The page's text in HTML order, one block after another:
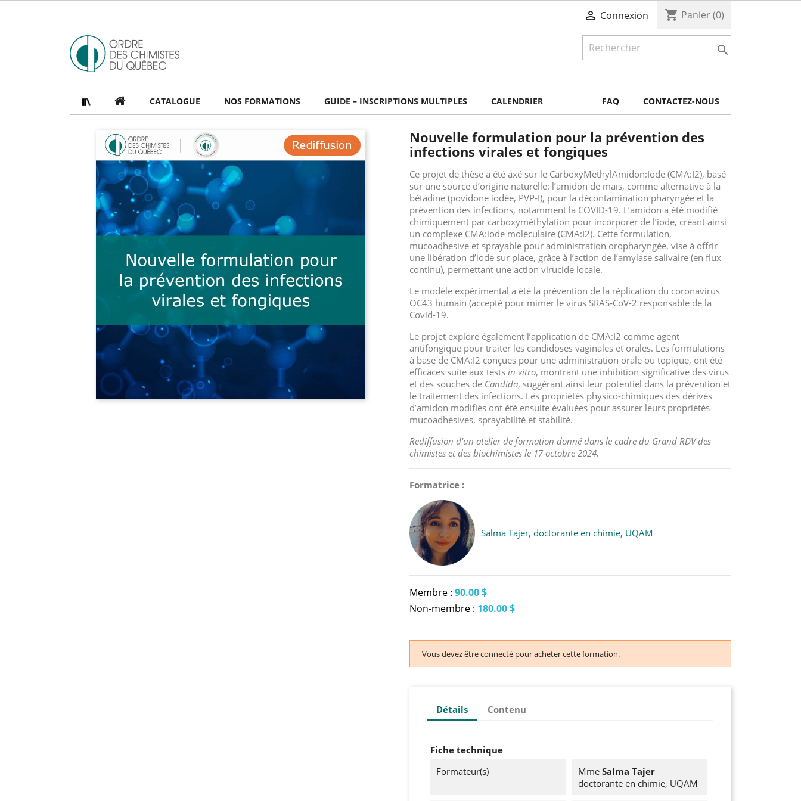
 Connexion shopping_cart Panier(0)

CATALOGUE NOS FORMATIONS CONTACTEZ-NOUS
GUIDE – INSCRIPTIONS MULTIPLES FAQ
CALENDRIER
Nouvelle formulation pour la prévention des
infections virales et fongiques
Ce projet de thèse a été axé sur le CarboxyMethylAmidon:Iode (CMA:I2), basé
sur une source d’origine naturelle: l’amidon de maïs, comme alternative à la
bétadine (povidone iodée, PVP-I), pour la décontamination pharyngée et la
prévention des infections, notamment la COVID-19. L’amidon a été modifié
chimiquement par carboxyméthylation pour incorporer de l’iode, créant ainsi
un complexe CMA:iode moléculaire (CMA:I2). Cette formulation,
mucoadhesive et sprayable pour administration oropharyngée, vise à offrir
une libération d’iode sur place, grâce à l’action de l’amylase salivaire (en flux
continu), permettant une action virucide locale.
Le modèle expérimental a été la prévention de la réplication du coronavirus
OC43 humain (accepté pour mimer le virus SRAS-CoV-2 responsable de la
Covid-19.
Le projet explore également l’application de CMA:I2 comme agent
antifongique pour traiter les candidoses vaginales et orales. Les formulations
à base de CMA:I2 conçues pour une administration orale ou topique, ont été
efficaces suite aux tests in vitro, montrant une inhibition significative des virus
et des souches de Candida, suggérant ainsi leur potentiel dans la prévention et
le traitement des infections. Les propriétés physico-chimiques des dérivés
d’amidon modifiés ont été ensuite évaluées pour assurer leurs propriétés
mucoadhésives, sprayabilité et stabilité.
Rediffusion d'un atelier de formation donné dans le cadre du Grand RDV des
chimistes et des biochimistes le 17 octobre 2024.
Formatrice :
Salma Tajer, doctorante en chimie, UQAM
Membre : 90.00 $
Non-membre : 180.00 $
Vous devez être connecté pour acheter cette formation.
Détails Contenu
Fiche technique
Formateur(s)
Mme Salma Tajer
doctorante en chimie, UQAM